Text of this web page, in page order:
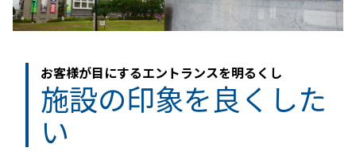
お客様が目にするエントランスを明るくし
施設の印象を良くした
い